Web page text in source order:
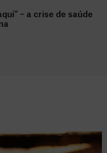
– a crise de saúde